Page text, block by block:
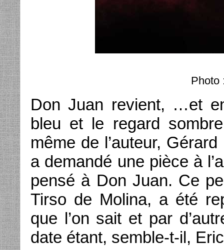
Photo
Don Juan revient, …et
bleu et le regard
même de l’auteur,
a demandé une pièce à
pensé à Don Juan. Ce
Tirso de Molina, a été
que l’on sait et par
date étant, semble-t-il,